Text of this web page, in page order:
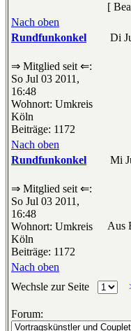
[
Nach oben
Rundfunkonkel
Di
⇒ Mitglied seit ⇐:
So Jul 03 2011,
16:48
Wohnort: Umkreis
Köln
Beiträge: 1172
Nach oben
Rundfunkonkel
Mi
⇒ Mitglied seit ⇐:
So Jul 03 2011,
16:48
Wohnort: Umkreis
Köln
Beiträge: 1172
Aus
Nach oben
Wechsle zur Seite
Forum: